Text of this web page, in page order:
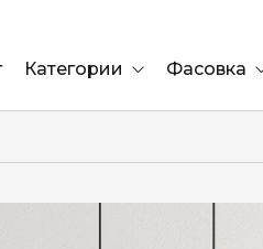
Категории Фасовка